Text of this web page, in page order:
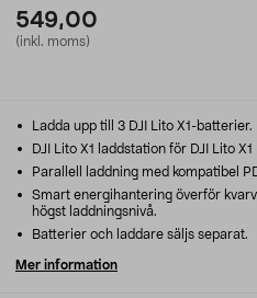
549,00
(inkl. moms)
Ladda upp till 3 DJI Lito X1-batterier.
DJI Lito X1 laddstation för DJI Lito
Parallell laddning med kompatibel
Smart energihantering överför
högst laddningsnivå.
Batterier och laddare säljs separat.
Mer information